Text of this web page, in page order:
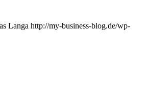
Langa http://my-business-blog.de/wp-